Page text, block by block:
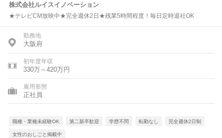
株式会社ルイスイノベーション
★テレビCM放映中★完全週休2日★残業5時間程度！毎日定時退社OK
勤務地
大阪府
初年度年収
330万～420万円
雇用形態
正社員
職種・業種未経験OK 第二新卒歓迎 学歴不問 転勤なし 完全週休2日制
女性のおしごと掲載中